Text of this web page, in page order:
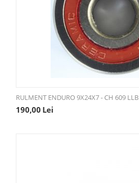
RULMENT ENDURO 9X24X7 - CH 609 LLB
190,00 Lei